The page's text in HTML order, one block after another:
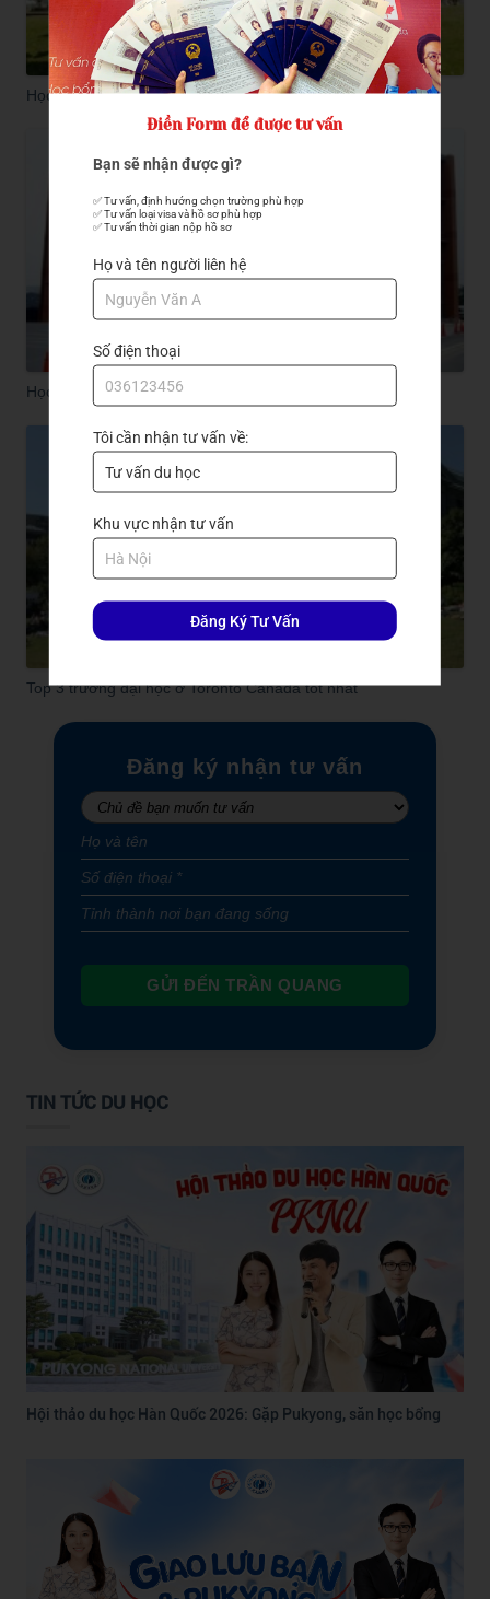
Học Bổng Của Trường Đại Học Ajou
Học Viện Nhật Ngữ kyoritsu
Top 3 trường đại học ở Toronto Canada tốt nhất
Đăng ký nhận tư vấn
GỬI ĐẾN TRẦN QUANG
TIN TỨC DU HỌC
Hội thảo du học Hàn Quốc 2026: Gặp Pukyong, săn học bổng
Điền Form để được tư vấn
Bạn sẽ nhận được gì?
✅ Tư vấn, định hướng chọn trường phù hợp
✅ Tư vấn loại visa và hồ sơ phù hợp
✅ Tư vấn thời gian nộp hồ sơ
Họ và tên người liên hệ
Số điện thoại
Tôi cần nhận tư vấn về:
Khu vực nhận tư vấn
Đăng Ký Tư Vấn